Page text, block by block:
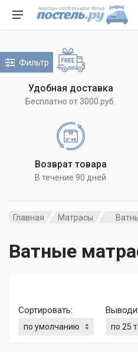
Удобная доставка
Бесплатно от 3000 руб.
Возврат товара
В течение 90 дней
Главная Матрасы
Ватные
Фильтр
Сортировать: